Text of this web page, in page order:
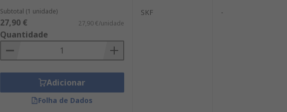
Subtotal (1 unidade)
27,90 € 27,90 €/unidade
Quantidade
Adicionar
Folha de Dados
SKF -